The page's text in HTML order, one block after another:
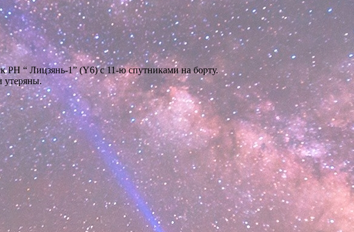
РН “ Лицзянь-1” (Y6) с 11-ю спутниками на борту.
утеряны.